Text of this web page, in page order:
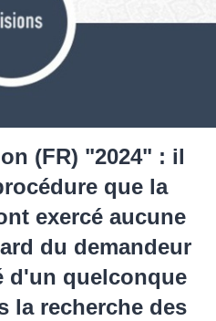
(FR) "2024" : il
que la
exercé aucune
du demandeur
d'un quelconque
la recherche des